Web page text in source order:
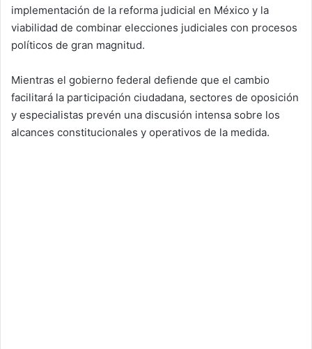
implementación de la reforma judicial en México y la
viabilidad de combinar elecciones judiciales con procesos
políticos de gran magnitud.
Mientras el gobierno federal defiende que el cambio
facilitará la participación ciudadana, sectores de oposición
y especialistas prevén una discusión intensa sobre los
alcances constitucionales y operativos de la medida.